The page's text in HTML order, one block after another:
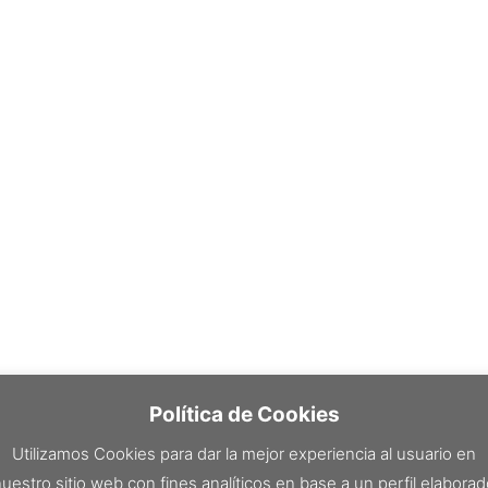
Política de Cookies
Utilizamos Cookies para dar la mejor experiencia al usuario en
sitio web con fines analíticos en base a un perfil